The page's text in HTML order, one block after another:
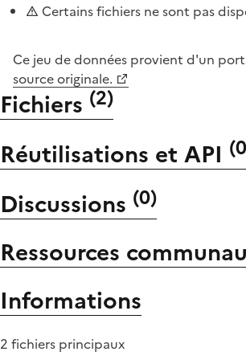
Certains fichiers ne sont pas
Ce jeu de données provient d'un
source originale.
Fichiers (2)
Réutilisations et API (0
Discussions (0)
Ressources
Informations
2 fichiers principaux